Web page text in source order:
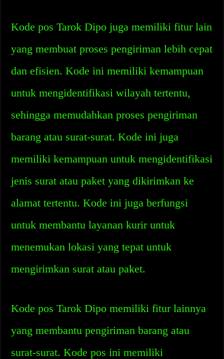
Kode pos Tarok Dipo juga memiliki fitur lain
yang membuat proses pengiriman lebih cepat
dan efisien. Kode ini memiliki kemampuan
untuk mengidentifikasi wilayah tertentu,
sehingga memudahkan proses pengiriman
barang atau surat-surat. Kode ini juga
memiliki kemampuan untuk mengidentifikasi
jenis surat atau paket yang dikirimkan ke
alamat tertentu. Kode ini juga berfungsi
untuk membantu layanan kurir untuk
menemukan lokasi yang tepat untuk
mengirimkan surat atau paket.
Kode pos Tarok Dipo memiliki fitur lainnya
yang membantu pengiriman barang atau
surat-surat. Kode pos ini memiliki